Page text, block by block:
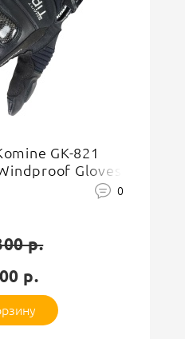
отлично
GK-821
Gloves
0
р.
р.